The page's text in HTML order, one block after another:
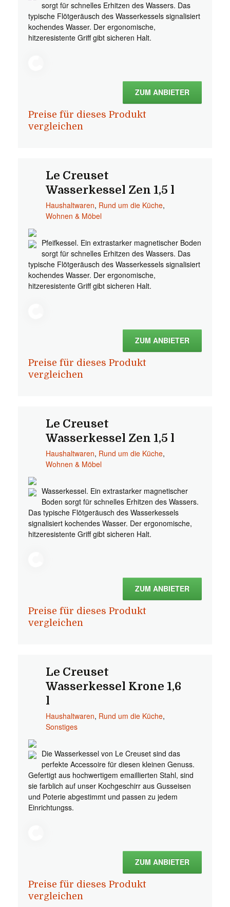
sorgt für schnelles Erhitzen des Wassers. Das
typische Flötgeräusch des Wasserkessels signalisiert
kochendes Wasser. Der ergonomische,
hitzeresistente Griff gibt sicheren Halt.
ZUM ANBIETER
Preise für dieses Produkt
vergleichen
Le Creuset
Wasserkessel Zen 1,5 l
Haushaltwaren, Rund um die Küche,
Wohnen & Möbel
Pfeifkessel. Ein extrastarker magnetischer Boden
sorgt für schnelles Erhitzen des Wassers. Das
typische Flötgeräusch des Wasserkessels signalisiert
kochendes Wasser. Der ergonomische,
hitzeresistente Griff gibt sicheren Halt.
ZUM ANBIETER
Preise für dieses Produkt
vergleichen
Le Creuset
Wasserkessel Zen 1,5 l
Haushaltwaren, Rund um die Küche,
Wohnen & Möbel
Wasserkessel. Ein extrastarker magnetischer
Boden sorgt für schnelles Erhitzen des Wassers.
Das typische Flötgeräusch des Wasserkessels
signalisiert kochendes Wasser. Der ergonomische,
hitzeresistente Griff gibt sicheren Halt.
ZUM ANBIETER
Preise für dieses Produkt
vergleichen
Le Creuset
Wasserkessel Krone 1,6
l
Haushaltwaren, Rund um die Küche,
Sonstiges
Die Wasserkessel von Le Creuset sind das
perfekte Accessoire für diesen kleinen Genuss.
Gefertigt aus hochwertigem emaillierten Stahl, sind
sie farblich auf unser Kochgeschirr aus Gusseisen
und Poterie abgestimmt und passen zu jedem
Einrichtungss.
ZUM ANBIETER
Preise für dieses Produkt
vergleichen